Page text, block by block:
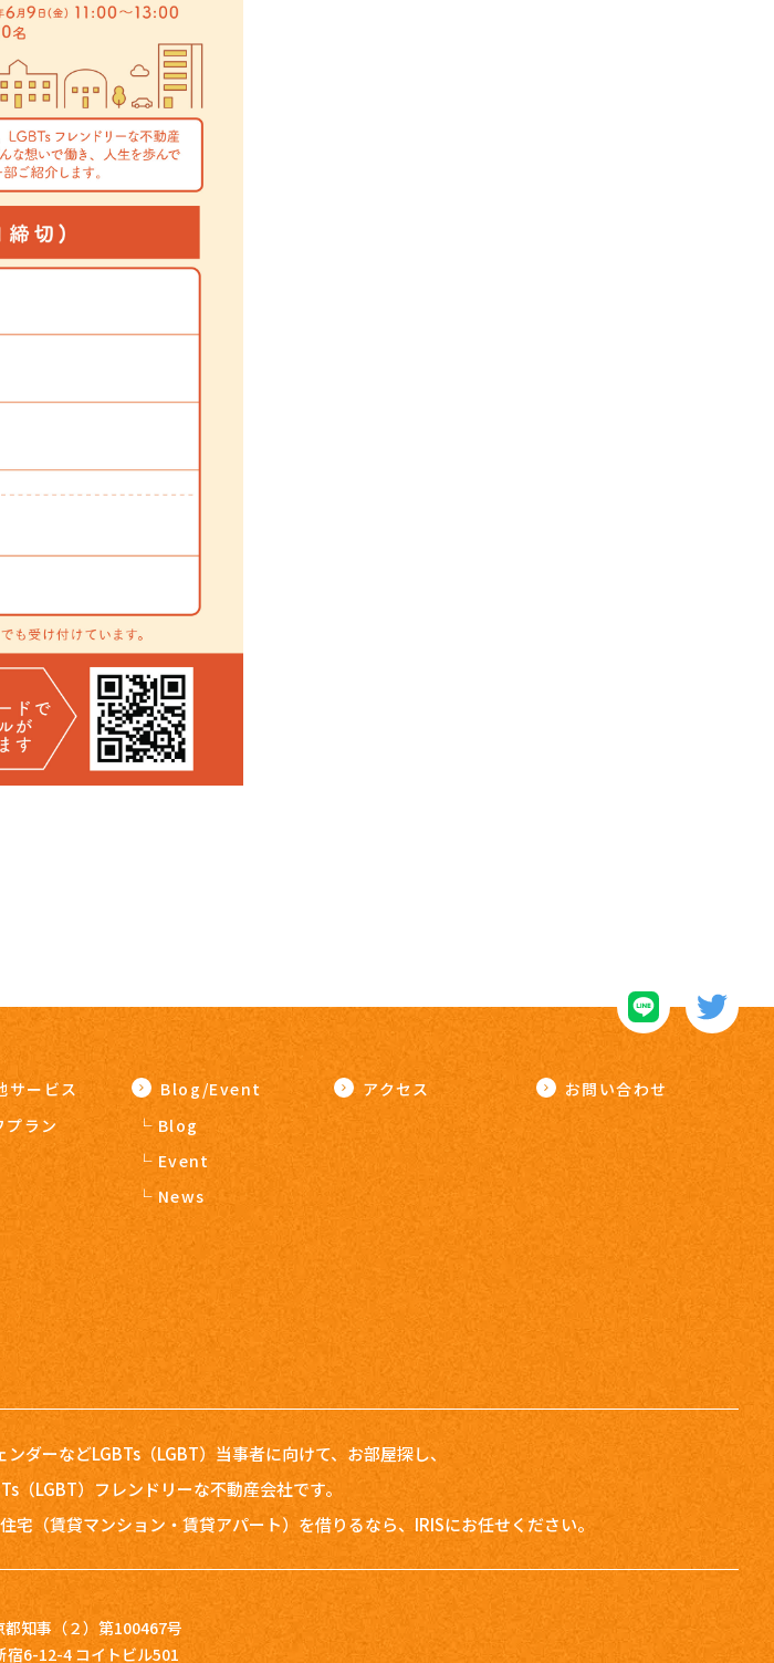
サービス
プラン
Blog/Event
Blog
Event
News
アクセス お問い合わせ
ダーなどLGBTs（LGBT）当事者に向けて、お部屋探し、
（LGBT）フレンドリーな不動産会社です。
（賃貸マンション・賃貸アパート）を借りるなら、IRISにお任せください。
都知事（２）第100467号
宿6-12-4 コイトビル501